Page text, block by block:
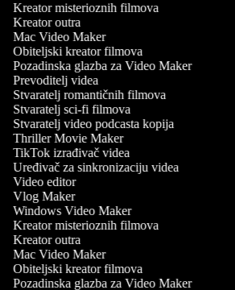
Kreator misterioznih filmova
Kreator outra
Mac Video Maker
Obiteljski kreator filmova
Pozadinska glazba za Video Maker
Prevoditelj videa
Stvaratelj romantičnih filmova
Stvaratelj sci-fi filmova
Stvaratelj video podcasta kopija
Thriller Movie Maker
TikTok izrađivač videa
Uređivač za sinkronizaciju videa
Video editor
Vlog Maker
Windows Video Maker
Kreator misterioznih filmova
Kreator outra
Mac Video Maker
Obiteljski kreator filmova
Pozadinska glazba za Video Maker